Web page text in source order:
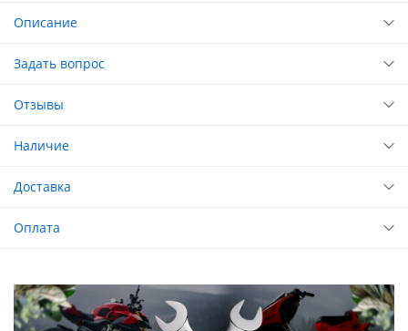
Описание
Задать вопрос
Отзывы
Наличие
Доставка
Оплата